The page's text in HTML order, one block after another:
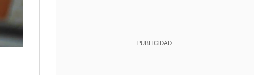
PUBLICIDAD